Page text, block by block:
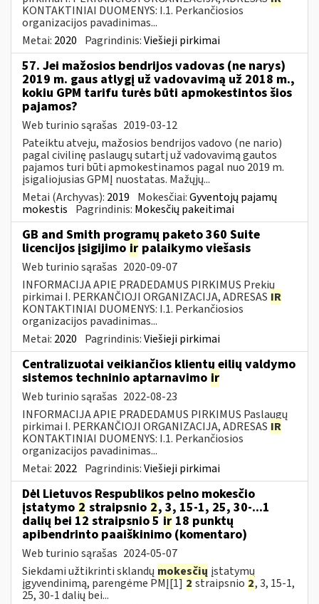
KONTAKTINIAI DUOMENYS: I.1. Perkančiosios
organizacijos pavadinimas...
Metai: 2020 Pagrindinis:Viešieji pirkimai
57. Jei mažosios bendrijos vadovas (ne narys)
2019 m. gaus atlygį už vadovavimą už 2018 m.,
kokiu GPM tarifu turės būti apmokestintos šios
pajamos?
Web turinio sąrašas 2019-03-12
Pateiktu atveju, mažosios bendrijos vadovo (ne nario)
pagal civilinę paslaugų sutartį už vadovavimą gautos
pajamos turi būti apmokestinamos pagal nuo 2019 m.
įsigaliojusias GPMĮ nuostatas. Mažųjų...
Metai (Archyvas): 2019 Mokesčiai:Gyventojų pajamų
mokestis Pagrindinis: Mokesčių pakeitimai
GB and Smith programų paketo 360 Suite
licencijos įsigijimo ir palaikymo viešasis
Web turinio sąrašas 2020-09-07
INFORMACIJA APIE PRADEDAMUS PIRKIMUS Prekių
pirkimai I. PERKANČIOJI ORGANIZACIJA, ADRESAS IR
KONTAKTINIAI DUOMENYS: I.1. Perkančiosios
organizacijos pavadinimas...
Metai: 2020 Pagrindinis:Viešieji pirkimai
Centralizuotai veikiančios klientų eilių valdymo
sistemos techninio aptarnavimo ir
Web turinio sąrašas 2022-08-23
INFORMACIJA APIE PRADEDAMUS PIRKIMUS Paslaugų
pirkimai I. PERKANČIOJI ORGANIZACIJA, ADRESAS IR
KONTAKTINIAI DUOMENYS: I.1. Perkančiosios
organizacijos pavadinimas...
Metai: 2022 Pagrindinis:Viešieji pirkimai
Dėl Lietuvos Respublikos pelno mokesčio
įstatymo 2 straipsnio 2, 3, 15-1, 25, 30-...1
dalių bei 12 straipsnio 5 ir 18 punktų
apibendrinto paaiškinimo (komentaro)
Web turinio sąrašas 2024-05-07
Siekdami užtikrinti sklandų mokesčių įstatymų
įgyvendinimą, parengėme PMĮ[1]2straipsnio 2, 3, 15-1,
25, 30-1 dalių bei...